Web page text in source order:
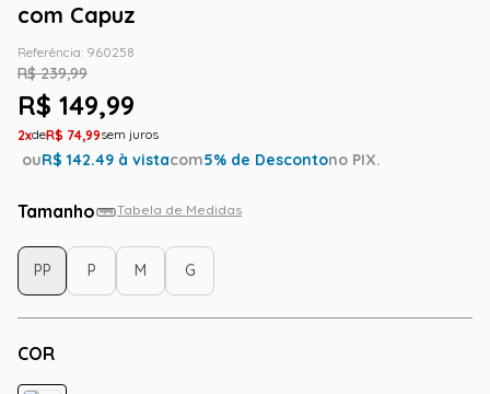
com Capuz
Referência: 960258
R$ 239,99
R$ 149,99
2 R$ 74,99
ouR$ 142.49 à vistacom5% de Descontono PIX.
Tamanho Tabela de Medidas
COR
PP P M G